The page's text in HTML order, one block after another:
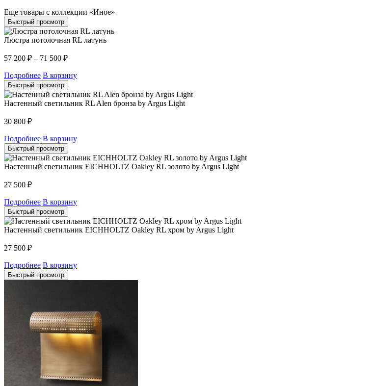
Еще товары с коллекции «Иное»
Быстрый просмотр
Люстра потолочная RL латунь
57 200 ₽ – 71 500 ₽
Подробнее В корзину
Быстрый просмотр
Настенный светильник RL Alen бронза by Argus Light
30 800 ₽
Подробнее В корзину
Быстрый просмотр
Настенный светильник EICHHOLTZ Oakley RL золото by Argus Light
27 500 ₽
Подробнее В корзину
Быстрый просмотр
Настенный светильник EICHHOLTZ Oakley RL хром by Argus Light
27 500 ₽
Подробнее В корзину
Быстрый просмотр